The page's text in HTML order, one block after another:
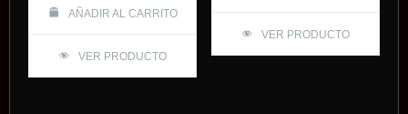
AÑADIR AL CARRITO
VER PRODUCTO
VER PRODUCTO